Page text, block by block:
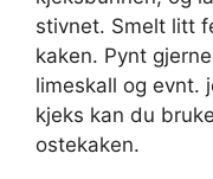
stivnet. Smelt litt
kaken. Pynt
limeskall og
kjeks kan du
ostekaken.